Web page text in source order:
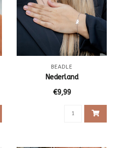
BEADLE
Nederland
€9,99